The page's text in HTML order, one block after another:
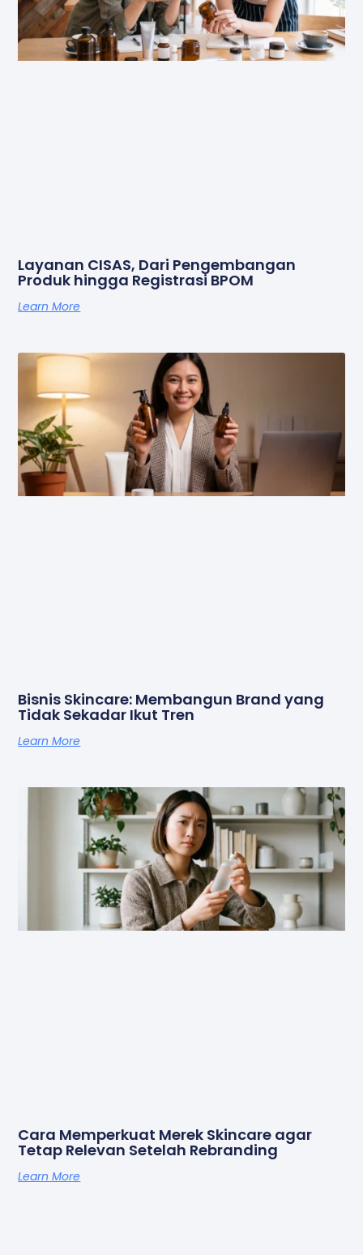
Layanan CISAS, Dari Pengembangan
Produk hingga Registrasi BPOM
Learn More
Bisnis Skincare: Membangun Brand yang
Tidak Sekadar Ikut Tren
Learn More
Cara Memperkuat Merek Skincare agar
Tetap Relevan Setelah Rebranding
Learn More